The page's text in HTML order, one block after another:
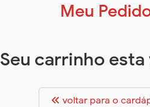
Meu
Seu carrinho esta
voltar para o